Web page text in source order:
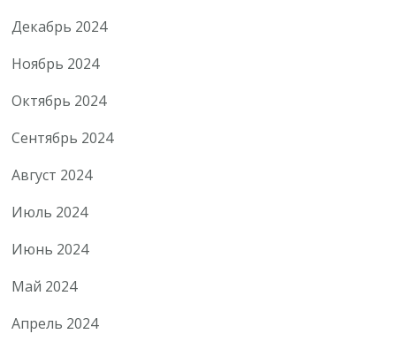
Декабрь 2024
Ноябрь 2024
Октябрь 2024
Сентябрь 2024
Август 2024
Июль 2024
Июнь 2024
Май 2024
Апрель 2024